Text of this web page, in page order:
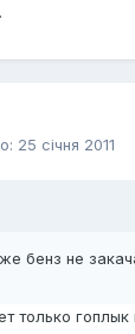
25 січня 2011
бенз не
только гоплык